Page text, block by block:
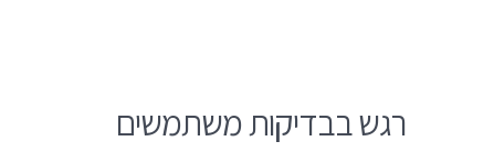
רגש בבדיקות משתמשים